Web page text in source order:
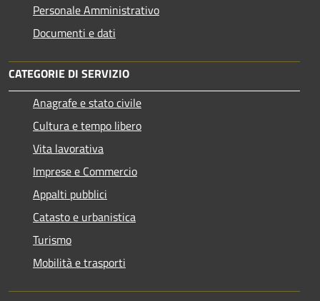
Personale Amministrativo
Documenti e dati
CATEGORIE DI SERVIZIO
Anagrafe e stato civile
Cultura e tempo libero
Vita lavorativa
Imprese e Commercio
Appalti pubblici
Catasto e urbanistica
Turismo
Mobilità e trasporti